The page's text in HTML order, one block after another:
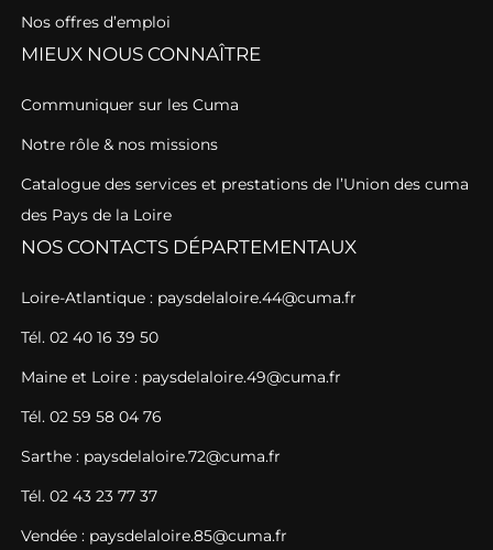
Nos offres d’emploi
MIEUX NOUS CONNAÎTRE
Communiquer sur les Cuma
Notre rôle & nos missions
Catalogue des services et prestations de l’Union des cuma
des Pays de la Loire
NOS CONTACTS DÉPARTEMENTAUX
Loire-Atlantique : paysdelaloire.44@cuma.fr
Tél. 02 40 16 39 50
Maine et Loire : paysdelaloire.49@cuma.fr
Tél. 02 59 58 04 76
Sarthe : paysdelaloire.72@cuma.fr
Tél. 02 43 23 77 37
Vendée : paysdelaloire.85@cuma.fr